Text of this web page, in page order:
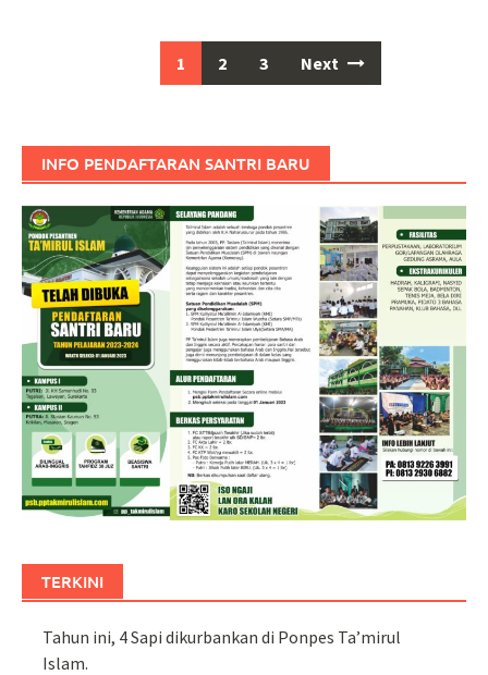
1 2 3 Next
INFO PENDAFTARAN SANTRI BARU
TERKINI
Tahun ini, 4 Sapi dikurbankan di Ponpes Ta’mirul
Islam.